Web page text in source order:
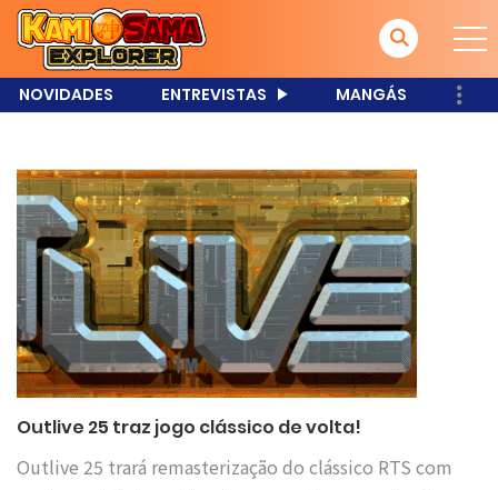
NOVIDADES ENTREVISTAS MANGÁS
Outlive 25 traz jogo clássico de volta!
Outlive 25 trará remasterização do clássico RTS com